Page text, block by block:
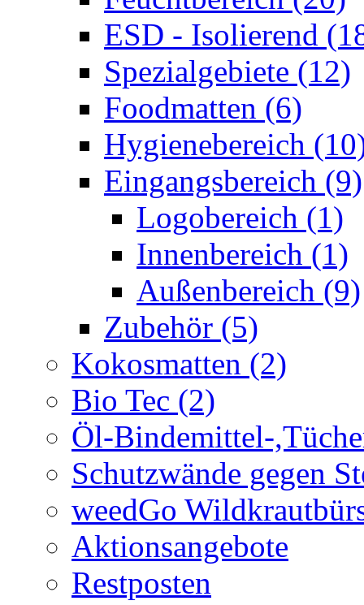
ESD - Isolierend
Spezialgebiete (12)
Foodmatten (6)
Hygienebereich
Eingangsbereich (9)
Logobereich (1)
Innenbereich (1)
Außenbereich (9)
Zubehör (5)
Kokosmatten (2)
Bio Tec (2)
Öl-Bindemittel-
Schutzwände gegen
weedGo
Aktionsangebote
Restposten